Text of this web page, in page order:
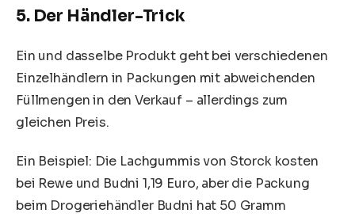
5. Der Händler-Trick
Ein und dasselbe Produkt geht bei verschiedenen
Einzelhändlern in Packungen mit abweichenden
Füllmengen in den Verkauf – allerdings zum
gleichen Preis.
Ein Beispiel: Die Lachgummis von Storck kosten
bei Rewe und Budni 1,19 Euro, aber die Packung
beim Drogeriehändler Budni hat 50 Gramm